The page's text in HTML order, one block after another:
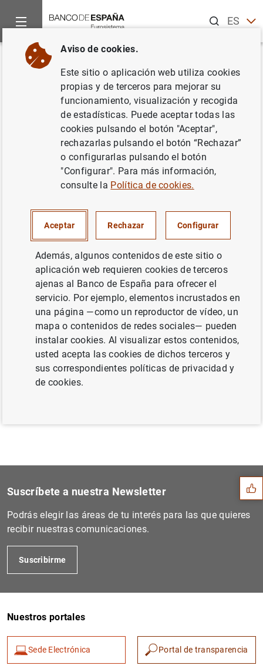
ESEN
Inicio Noticias y eventos
Volver
Avance de la balanza de pagos
(diciembre de 2023)
Difusión de los datos estimados de avance de la Balanza
Información
29 Febrero 2024
Anterior
Siguiente
Indicadores de liquidez y f...
Sugerencias
1 2
Suscríbete a nuestra Newsletter
Podrás elegir las áreas de tu interés para las que quieres
recibir nuestras comunicaciones.
Suscribirme
Nuestros portales
Sede Electrónica Portal de transparencia
Aviso de cookies.
Este sitio o aplicación web utiliza cookies
propias y de terceros para mejorar su
funcionamiento, visualización y recogida
de estadísticas. Puede aceptar todas las
cookies pulsando el botón "Aceptar",
rechazarlas pulsando el botón “Rechazar”
o configurarlas pulsando el botón
"Configurar". Para más información,
consulte la Política de cookies.
Aceptar Rechazar Configurar
Además, algunos contenidos de este sitio o
aplicación web requieren cookies de terceros
ajenas al Banco de España para ofrecer el
servicio. Por ejemplo, elementos incrustados en
una página —como un reproductor de vídeo, un
mapa o contenidos de redes sociales— pueden
instalar cookies. Al visualizar estos contenidos,
usted acepta las cookies de dichos terceros y
sus correspondientes políticas de privacidad y
de cookies.